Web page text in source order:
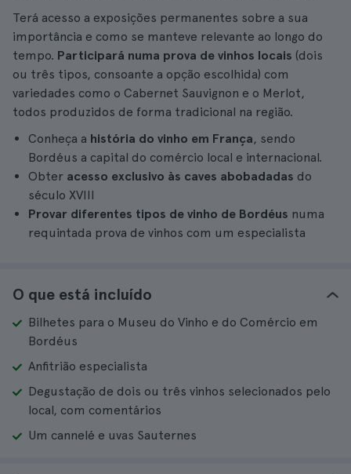
Terá acesso a exposições permanentes sobre a sua
importância e como se manteve relevante ao longo do
tempo. Participará numa prova de vinhos locais (dois
ou três tipos, consoante a opção escolhida) com
variedades como o Cabernet Sauvignon e o Merlot,
todos produzidos de forma tradicional na região.
Conheça a história do vinho em França, sendo
Bordéus a capital do comércio local e internacional.
Obter acesso exclusivo às caves abobadadas do
século XVIII
Provar diferentes tipos de vinho de Bordéus numa
requintada prova de vinhos com um especialista
O que está incluído
Bilhetes para o Museu do Vinho e do Comércio em
Bordéus
Anfitrião especialista
Degustação de dois ou três vinhos selecionados pelo
local, com comentários
Um cannelé e uvas Sauternes